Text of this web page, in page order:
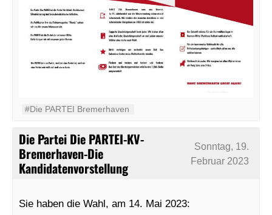
#Die PARTEI Bremerhaven
Die Partei Die PARTEI-KV-
Bremerhaven-Die
Kandidatenvorstellung
Sonntag, 19.
Februar 2023
Sie haben die Wahl, am 14. Mai 2023: